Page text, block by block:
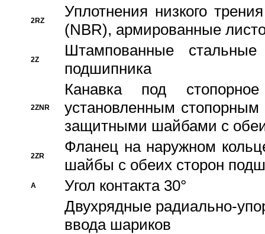
2RZ
Уплотнения низкого
(NBR), армированные
2Z
Штампованные
подшипника
2ZNR
Канавка под
установленным
защитными шайбами с
2ZR
Фланец на наружном
шайбы с обеих сторон
A
Угол контакта 30°
Двухрядные радиально-
ввода шариков